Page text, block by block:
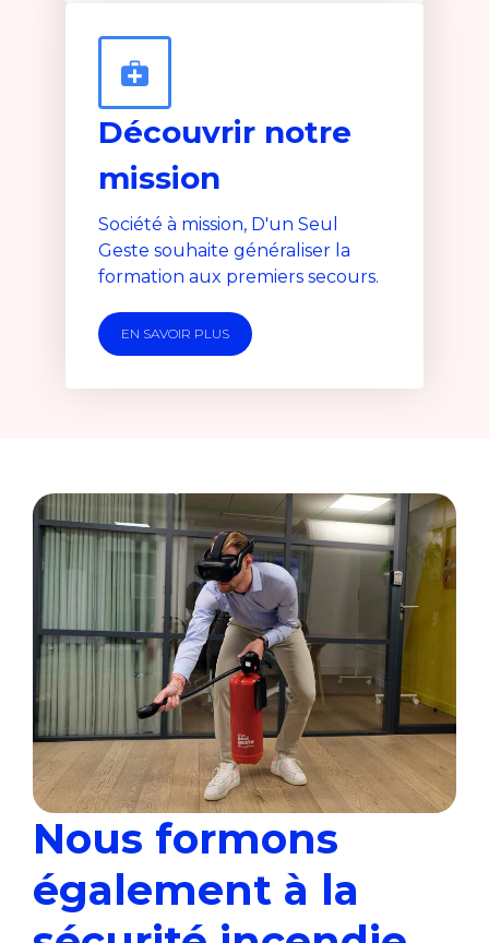
Découvrir notre
mission
Société à mission, D'un Seul
Geste souhaite généraliser la
formation aux premiers secours.
EN SAVOIR PLUS
Nous formons
également à la